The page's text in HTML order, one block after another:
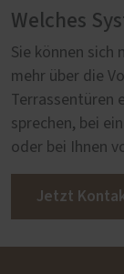
Welches
Sie können sich
mehr über die
Terrassentüren
sprechen, bei
oder bei Ihnen
Jetzt